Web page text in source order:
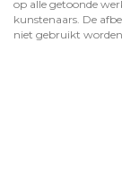
op alle getoonde
kunstenaars. De
niet gebruikt